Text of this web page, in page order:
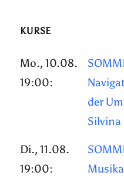
KURSE
Mo., 10.08.
19:00:
der
Silvina
Di., 11.08.
19:00: